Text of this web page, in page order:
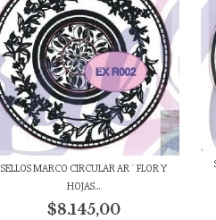
SELLOS MARCO CIRCULAR AR ¨ FLOR Y
HOJAS...
$8.145,00